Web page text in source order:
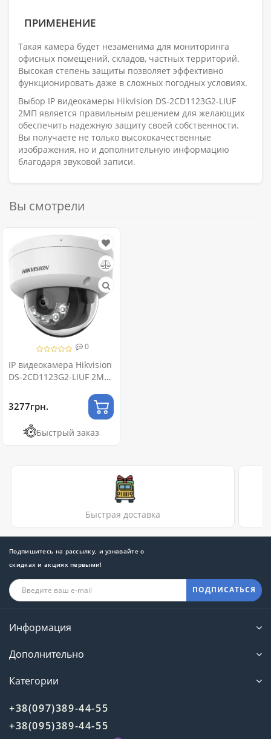
ПРИМЕНЕНИЕ
Такая камера будет незаменима для мониторинга
офисных помещений, складов, частных территорий.
Высокая степень защиты позволяет эффективно
функционировать даже в сложных погодных условиях.
Выбор IP видеокамеры Hikvision DS-2CD1123G2-LIUF
2МП является правильным решением для желающих
обеспечить надежную защиту своей собственности.
Вы получаете не только высококачественные
изображения, но и дополнительную информацию
благодаря звуковой записи.
Вы смотрели
0
IP видеокамера Hikvision
DS-2CD1123G2-LIUF 2МП
3277грн.
Быстрый заказ
Быстрая доставка
Подпишитесь на рассылку, и узнавайте о
скидках и акциях первыми!
ПОДПИСАТЬСЯ
Информация
Дополнительно
Категории
+38(097)389-44-55
+38(095)389-44-55